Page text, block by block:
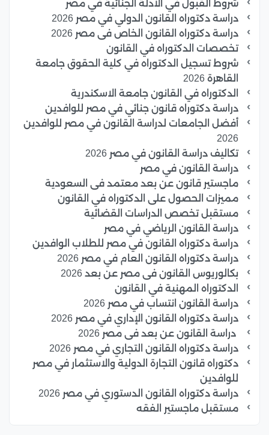
شروط القبول في الأدلة الجنائية في مصر
دراسة دكتوراه القانون الدولي في مصر 2026
دراسة دكتوراه القانون الخاص فى مصر 2026
تخصصات الدكتوراه في القانون
شروط تسجيل الدكتوراه في كلية الحقوق جامعة
القاهرة 2026
الدكتوراه في القانون جامعة الاسكندرية
دراسة دكتوراه قانون جنائي في مصر للوافدين
أفضل الجامعات لدراسة القانون في مصر للوافدين
2026
تكاليف دراسة القانون في مصر 2026
دراسة القانون في مصر
ماجستير قانون عن بعد معتمد فى السعودية
مميزات الحصول على الدكتوراه في القانون
مستقبل تخصص الدراسات القضائية
دراسة القانون الرياضي في مصر
دراسة دكتوراه القانون في مصر للطلاب الوافدين
دراسة دكتوراه القانون العام في مصر 2026
بكالوريوس القانون فى مصر عن بعد 2026
الدكتوراه المهنية في القانون
دراسة القانون انتساب في مصر 2026
دراسة دكتوراه القانون الإداري في مصر 2026
دراسة القانون عن بعد فى مصر 2026
دراسة دكتوراه القانون التجاري في مصر 2026
دكتوراه قانون التجارة الدولية والاستثمار في مصر
للوافدين
دراسة دكتوراه القانون الدستوري في مصر 2026
مستقبل ماجستير الفقه